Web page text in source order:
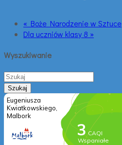
« Boże Narodzenie w Sztuce
Dla uczniów klasy 8 »
Wyszukiwanie